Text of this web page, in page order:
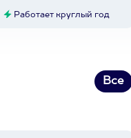
Работает круглый год
Все